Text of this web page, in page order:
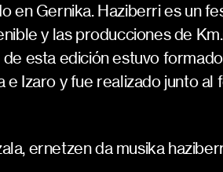
en Gernika. Haziberri es un
y las producciones de
esta edición estuvo
e Izaro y fue realizado junto
ernetzen da musika